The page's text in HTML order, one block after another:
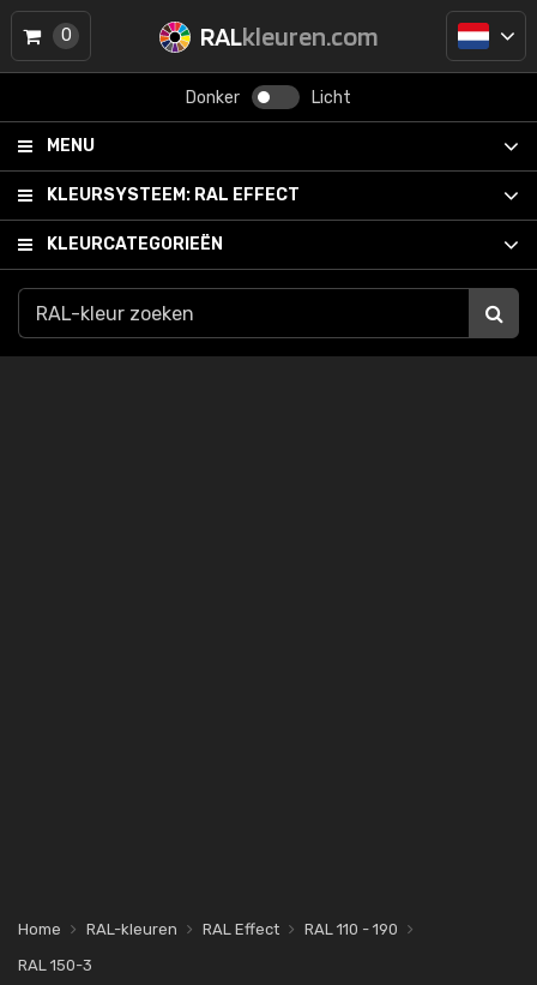
RALkleuren.com
Donker Licht
MENU
KLEURSYSTEEM: RAL EFFECT
KLEURCATEGORIEËN
0
Home RAL-kleuren RAL Effect
RAL 110 - 190
RAL 150-3